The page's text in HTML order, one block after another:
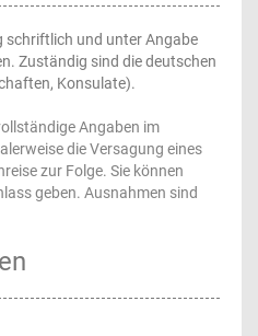
schriftlich und unter Angabe
Zuständig sind die deutschen
Konsulate).
Angaben im
die Versagung eines
zur Folge. Sie können
geben. Ausnahmen sind